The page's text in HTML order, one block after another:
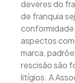
deveres do
de franquia
conformidade
aspectos
marca,
rescisão são
litígios. A